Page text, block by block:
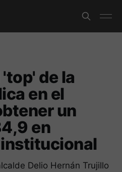
de la
en el
un
en
Delio Hernán Trujillo